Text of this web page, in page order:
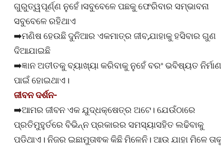
ଗୁରୁତ୍ୱପୂର୍ଣ୍ଣ ନୁହେଁ।ସବୁବେଳେ ପଛକୁ ଫେରିବାର ସମ୍ଭାବନା
ସବୁବେଳେ ରହିଥାଏ
➡️ମଣିଷ ହେଉଛି ଦୁନିଆର ଏକମାତ୍ର ଜୀବ,ଯାହାକୁ ହସିବାର ଗୁଣ
ଦିଆଯାଇଛି
➡️ଜ୍ଞାନ ଅତୀତକୁ ବ୍ୟାଖ୍ୟା କରିବାକୁ ନୁହେଁ ବରଂ ଭବିଷ୍ୟତ ନିର୍ମାଣ
ପାଇଁ ହୋଇଥାଏ।
ଜୀବନ ଦର୍ଶନ-
➡️ଆମର ଜୀବନ ଏକ ଯୁଦ୍ଧକ୍ଷେତ୍ର ଅଟେ। ଯେଉଁଠାରେ
ପ୍ରତିମୁହୁର୍ତରେ ବିଭିନ୍ନ ପ୍ରକାରର ସମସ୍ୟାସହିତ ଲଢିବାକୁ
ପଡିଥାଏ। ନିଜର ଇଛାମୁତାଵକ କିଛି ମିଳେନି। ଆଉ ଯାହା ମିଳେ